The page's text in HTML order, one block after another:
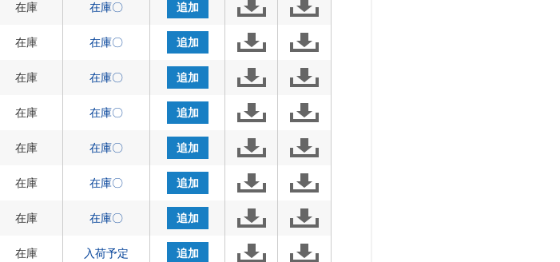
在庫 在庫〇 追加
在庫 在庫〇 追加
在庫 在庫〇 追加
在庫 在庫〇 追加
在庫 在庫〇 追加
在庫 在庫〇 追加
在庫 在庫〇 追加
在庫 入荷予定 追加